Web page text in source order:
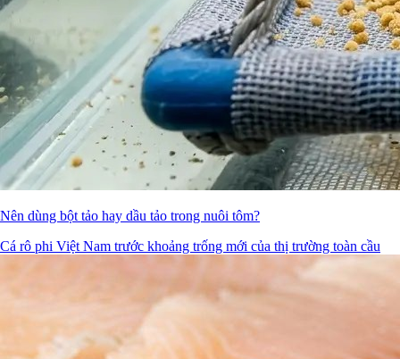
Nên dùng bột tảo hay dầu tảo trong nuôi tôm?
Cá rô phi Việt Nam trước khoảng trống mới của thị trường toàn cầu